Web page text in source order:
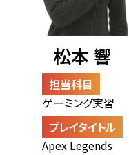
松本 響
担当科目
ゲーミング実習
プレイタイトル
Apex Legends